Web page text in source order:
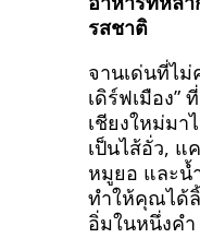
รสชาติ
จานเด่นที่ไม่
เดิร์ฟเมือง”
เชียงใหม่มา
เป็นไส้อั่ว,
หมูยอ และน้
ทำให้คุณได้
อิ่มในหนึ่งคำ